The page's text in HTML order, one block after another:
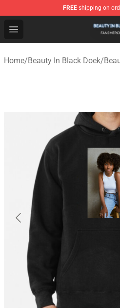
FREE shipping on
Open menu
Beauty In Black Shop -
Home/Beauty In Black Doek/